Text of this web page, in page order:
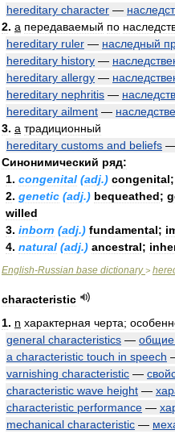
hereditary character —
2. a передаваемый по
hereditary ruler — наследный
hereditary history —
hereditary allergy —
hereditary nephritis —
hereditary ailment —
3. a традиционный
hereditary customs and beliefs
Синонимический ряд:
1. congenital (adj.) congenital;
2. genetic (adj.) bequeathed;
willed
3. inborn (adj.) fundamental;
4. natural (adj.) ancestral;
English-Russian base dictionary >
characteristic
1. n характерная черта;
general characteristics — общие
a characteristic touch in speech
varnishing characteristic —
characteristic wave height —
characteristic performance —
mechanical characteristic —